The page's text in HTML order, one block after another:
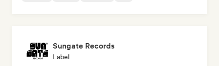
Sungate Records
Label